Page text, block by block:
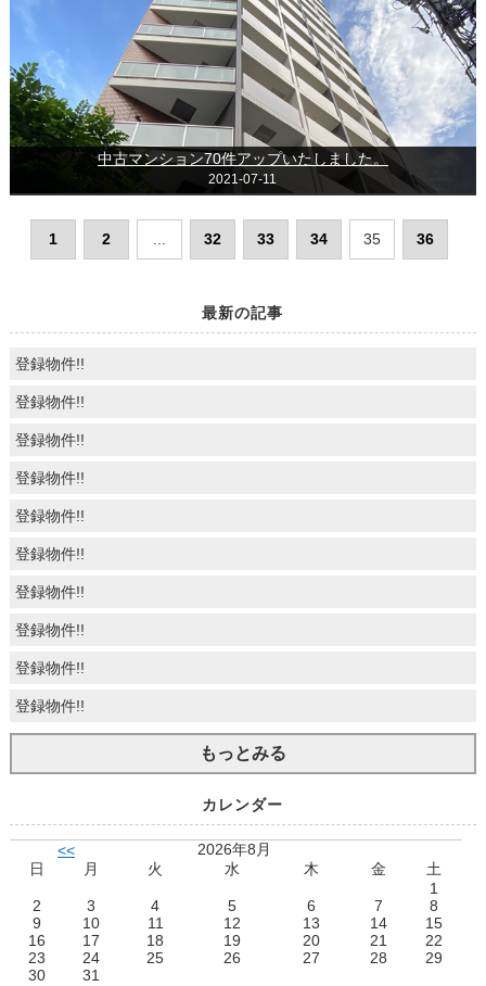
中古マンション70件アップいたしました。
2021-07-11
1 2 32 33 34 35 36
最新の記事
登録物件!!
登録物件!!
登録物件!!
登録物件!!
登録物件!!
登録物件!!
登録物件!!
登録物件!!
登録物件!!
登録物件!!
もっとみる
カレンダー
<<
2026年8月
日
月 火 水 木 金
土
1
2
3 4 5 6 7
8
9
10 11 12 13 14
15
16
17 18 19 20 21
22
23
24 25 26 27 28
29
30
31